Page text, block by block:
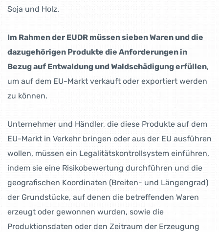
Soja und Holz.
Im Rahmen der EUDR müssen sieben Waren und die
dazugehörigen Produkte die Anforderungen in
Bezug auf Entwaldung und Waldschädigung erfüllen,
um auf dem EU-Markt verkauft oder exportiert werden
zu können.
Unternehmer und Händler, die diese Produkte auf dem
EU-Markt in Verkehr bringen oder aus der EU ausführen
wollen, müssen ein Legalitätskontrollsystem einführen,
indem sie eine Risikobewertung durchführen und die
geografischen Koordinaten (Breiten- und Längengrad)
der Grundstücke, auf denen die betreffenden Waren
erzeugt oder gewonnen wurden, sowie die
Produktionsdaten oder den Zeitraum der Erzeugung